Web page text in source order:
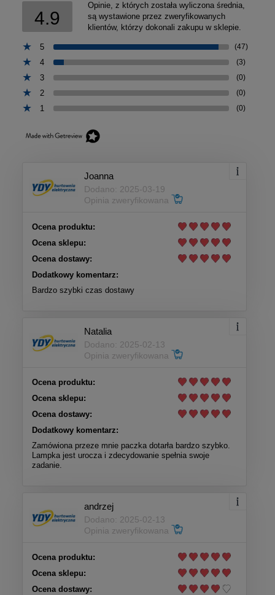
4.9
Opinie, z których została wyliczona średnia,
są wystawione przez zweryfikowanych
klientów, którzy dokonali zakupu w sklepie.
5 (47)
4 (3)
3 (0)
2 (0)
1 (0)
Joanna
Dodano: 2025-03-19
Opinia zweryfikowana
Ocena produktu:
Ocena sklepu:
Ocena dostawy:
Dodatkowy komentarz:
Bardzo szybki czas dostawy
Natalia
Dodano: 2025-02-13
Opinia zweryfikowana
Ocena produktu:
Ocena sklepu:
Ocena dostawy:
Dodatkowy komentarz:
Zamówiona przeze mnie paczka dotarła bardzo szybko.
Lampka jest urocza i zdecydowanie spełnia swoje
zadanie.
andrzej
Dodano: 2025-02-13
Opinia zweryfikowana
Ocena produktu:
Ocena sklepu:
Ocena dostawy: